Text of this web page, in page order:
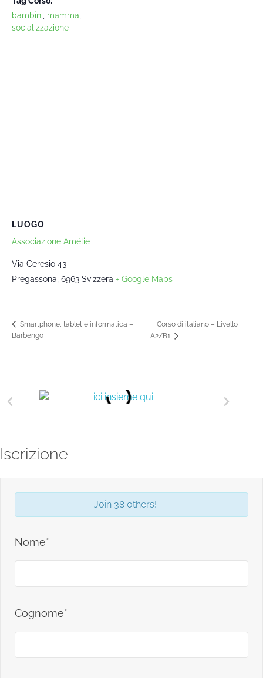
bambini mamma
socializzazione
LUOGO
Associazione Amélie
Via Ceresio 43
Pregassona 6963 Svizzera + Google Maps
Smartphone, tablet e informatica –
Barbengo
Corso di italiano – Livello
A2/B1
Iscrizione
Join 38 others!
Nome*
Cognome*